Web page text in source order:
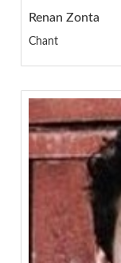
Renan Zonta
Chant